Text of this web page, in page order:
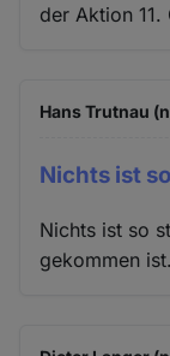
der Aktion 11.
Hans Trutnau
Nichts ist
Nichts ist so
gekommen ist.